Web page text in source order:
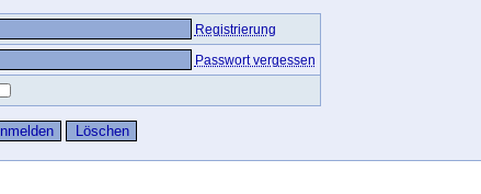
Registrierung
Passwort vergessen